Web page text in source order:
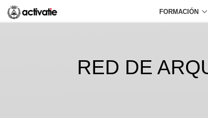
FORMACIÓN
RED DE